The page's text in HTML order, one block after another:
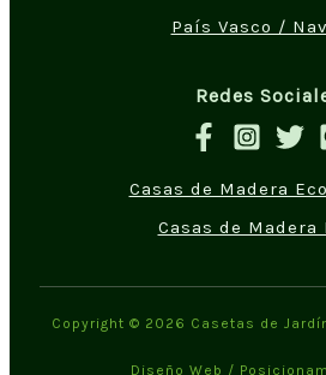
País Vasco /
Redes
Casas de Madera
Casas de Madera
Copyright © 2026 Casetas de Jardín
Diseño Web /